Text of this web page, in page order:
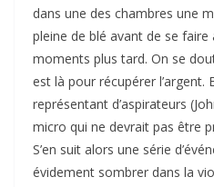
dans une des chambres une
pleine de blé avant de se faire
moments plus tard. On se
est là pour récupérer l’argent.
représentant d’aspirateurs
micro qui ne devrait pas être
S’en suit alors une série
évidement sombrer dans la